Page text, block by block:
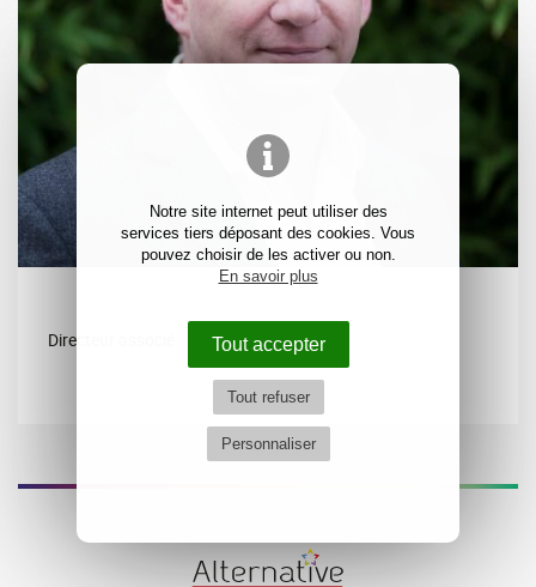
Notre site internet peut utiliser des
services tiers déposant des cookies. Vous
pouvez choisir de les activer ou non.
En savoir plus
Tout accepter
Tout refuser
Personnaliser
Directeur associé